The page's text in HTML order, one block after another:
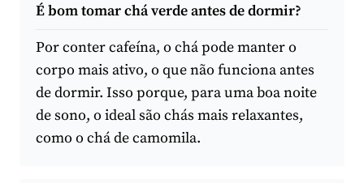
É bom tomar chá verde antes de dormir?
Por conter cafeína, o chá pode manter o
corpo mais ativo, o que não funciona antes
de dormir. Isso porque, para uma boa noite
de sono, o ideal são chás mais relaxantes,
como o chá de camomila.